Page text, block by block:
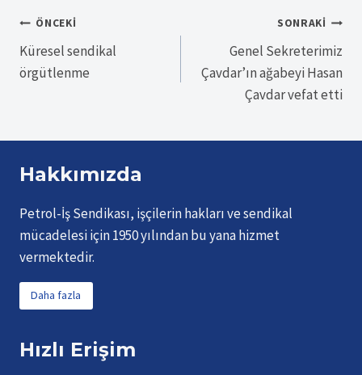
Yazı
gezinmesi
ÖNCEKI
Küresel sendikal
örgütlenme
SONRAKI
Genel Sekreterimiz
Çavdar’ın ağabeyi Hasan
Çavdar vefat etti
Hakkımızda
Petrol-İş Sendikası, işçilerin hakları ve sendikal
mücadelesi için 1950 yılından bu yana hizmet
vermektedir.
Daha fazla
Hızlı Erişim